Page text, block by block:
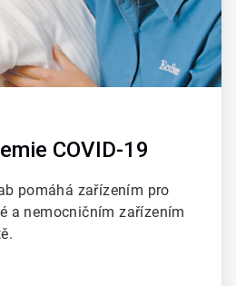
COVID-19
pomáhá zařízením pro
a nemocničním zařízením